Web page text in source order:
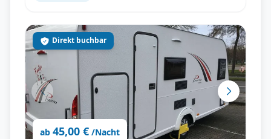
ab 45,00 € /Nacht
Direkt buchbar